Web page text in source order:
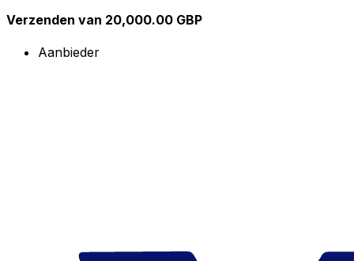
Verzenden van 20,000.00 GBP
Aanbieder